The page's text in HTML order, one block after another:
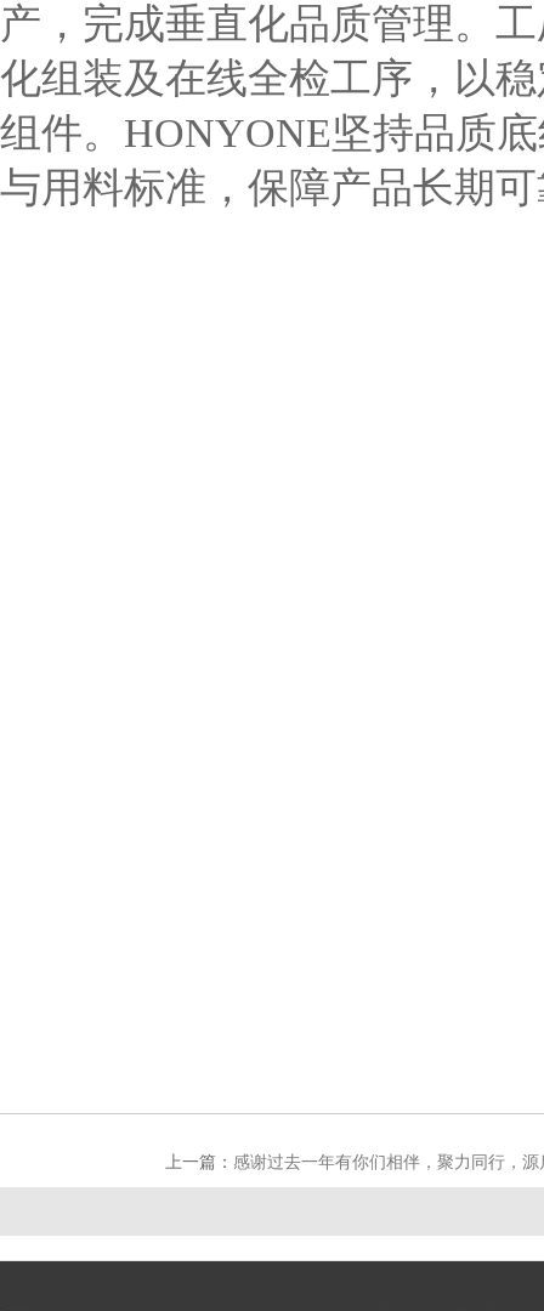
产，完成垂直化品质管理。
化组装及在线全检工序，以
组件。HONYONE坚持品质
与用料标准，保障产品长期
上一篇： 感谢过去一年有你们相伴，聚力同行，